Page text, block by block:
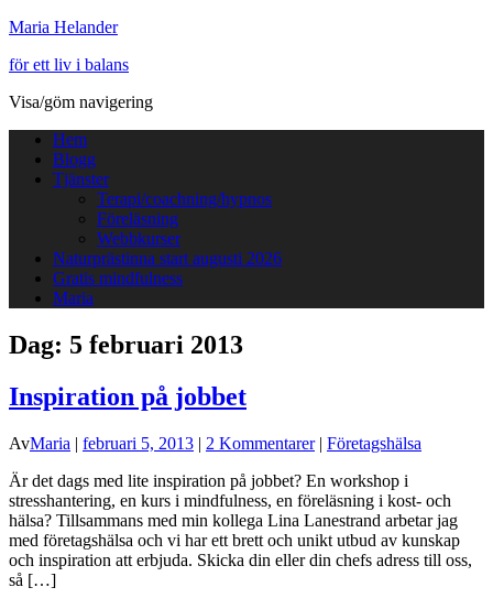
Maria Helander
för ett liv i balans
Visa/göm navigering
Hem
Blogg
Tjänster
Terapi/coachning/hypnos
Föreläsning
Webbkurser
Naturprästinna start augusti 2026
Gratis mindfulness
Maria
Dag: 5 februari 2013
Inspiration på jobbet
AvMaria | februari 5, 2013 | 2 Kommentarer| Företagshälsa
Är det dags med lite inspiration på jobbet? En workshop i
stresshantering, en kurs i mindfulness, en föreläsning i kost- och
hälsa? Tillsammans med min kollega Lina Lanestrand arbetar jag
med företagshälsa och vi har ett brett och unikt utbud av kunskap
och inspiration att erbjuda. Skicka din eller din chefs adress till oss,
så […]